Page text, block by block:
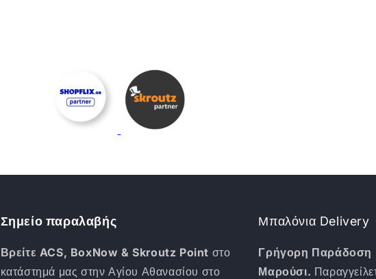
Σημείο παραλαβής
Βρείτε ACS, BoxNow & Skroutz Point στο
κατάστημά μας στην Αγίου Αθανασίου στο
Μπαλόνια Delivery
Γρήγορη Παράδοση
Μαρούσι.